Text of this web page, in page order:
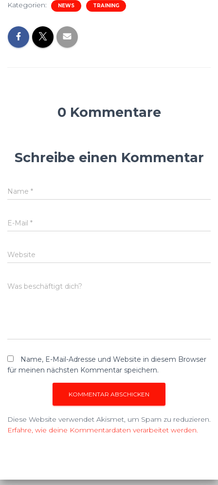
Kategorien: NEWS TRAINING
0 Kommentare
Schreibe einen Kommentar
Name *
E-Mail *
Website
Was beschäftigt dich?
Name, E-Mail-Adresse und Website in diesem Browser
für meinen nächsten Kommentar speichern.
Diese Website verwendet Akismet, um Spam zu reduzieren.
Erfahre, wie deine Kommentardaten verarbeitet werden.